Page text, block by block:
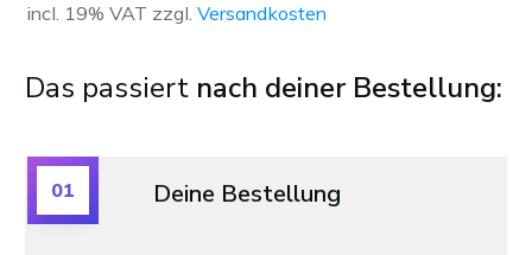
incl. 19% VAT zzgl. Versandkosten
Das passiert nach deiner Bestellung:
Deine Bestellung
01